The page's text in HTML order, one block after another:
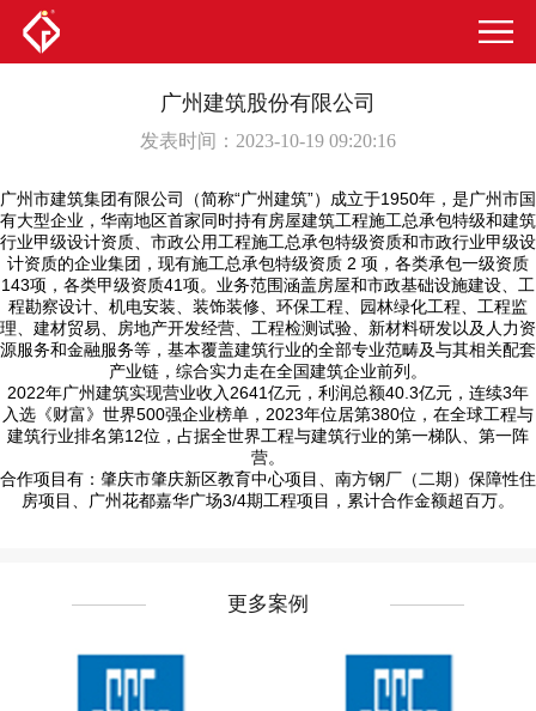
广州建筑股份有限公司
发表时间：2023-10-19 09:20:16
广州市建筑集团有限公司（简称“广州建筑”）成立于1950年，是广州市国
有大型企业，华南地区首家同时持有房屋建筑工程施工总承包特级和建筑
行业甲级设计资质、市政公用工程施工总承包特级资质和市政行业甲级设
计资质的企业集团，现有施工总承包特级资质 2 项，各类承包一级资质
143项，各类甲级资质41项。业务范围涵盖房屋和市政基础设施建设、工
程勘察设计、机电安装、装饰装修、环保工程、园林绿化工程、工程监
理、建材贸易、房地产开发经营、工程检测试验、新材料研发以及人力资
源服务和金融服务等，基本覆盖建筑行业的全部专业范畴及与其相关配套
产业链，综合实力走在全国建筑企业前列。
2022年广州建筑实现营业收入2641亿元，利润总额40.3亿元，连续3年
入选《财富》世界500强企业榜单，2023年位居第380位，在全球工程与
建筑行业排名第12位，占据全世界工程与建筑行业的第一梯队、第一阵
营。
合作项目有：肇庆市肇庆新区教育中心项目、南方钢厂（二期）保障性住
房项目、广州花都嘉华广场3/4期工程项目，累计合作金额超百万。
更多案例